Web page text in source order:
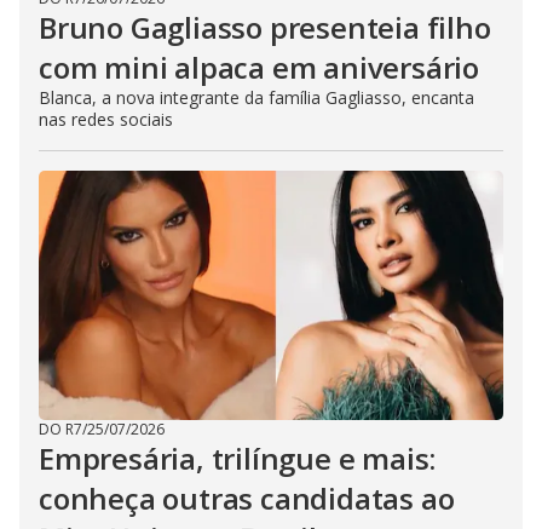
Bruno Gagliasso presenteia filho
com mini alpaca em aniversário
Blanca, a nova integrante da família Gagliasso, encanta
nas redes sociais
DO R7/25/07/2026
Empresária, trilíngue e mais:
conheça outras candidatas ao